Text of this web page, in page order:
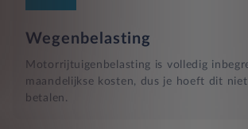
Wegenbelasting
Motorrijtuigenbelasting is volledig
maandelijkse kosten, dus je hoeft dit
betalen.